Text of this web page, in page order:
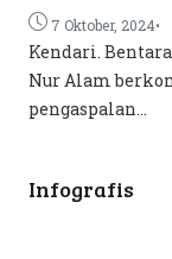
7 Oktober, 2024•
Kendari.
Nur Alam
pengaspalan...
Infografis